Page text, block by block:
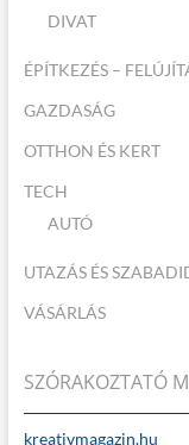
DIVAT
ÉPÍTKEZÉS –
GAZDASÁG
OTTHON ÉS KERT
TECH
AUTÓ
UTAZÁS ÉS
VÁSÁRLÁS
SZÓRAKOZTATÓ
kreativmagazin.hu